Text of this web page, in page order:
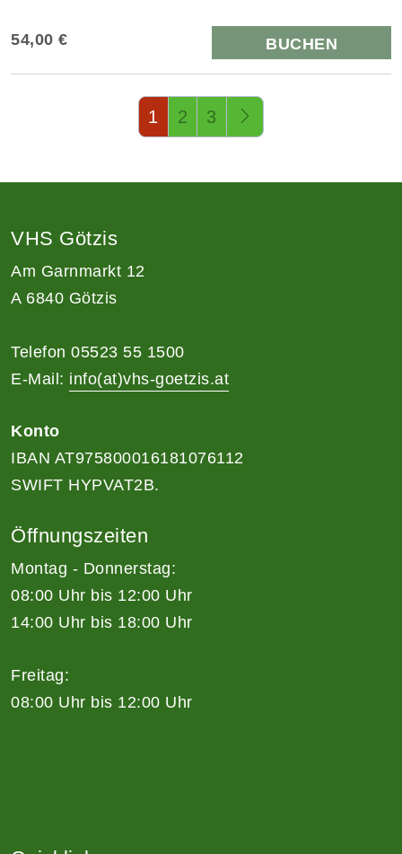
54,00 € BUCHEN
1 2 3
VHS Götzis
Am Garnmarkt 12
A 6840 Götzis
Telefon 05523 55 1500
E-Mail: info(at)vhs-goetzis.at
Konto
IBAN AT975800016181076112
SWIFT HYPVAT2B.
Öffnungszeiten
Montag - Donnerstag:
08:00 Uhr bis 12:00 Uhr
14:00 Uhr bis 18:00 Uhr
Freitag:
08:00 Uhr bis 12:00 Uhr